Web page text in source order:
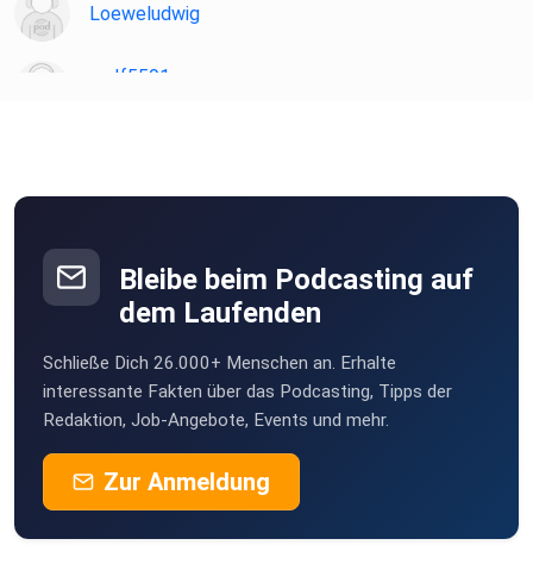
Loeweludwig
wolf5591
Porcospina
Hünenberg
Hamburg
Tashina
Stockstadt am Main
Bleibe beim Podcasting auf
dem Laufenden
Schließe Dich 26.000+ Menschen an. Erhalte
interessante Fakten über das Podcasting, Tipps der
Redaktion, Job-Angebote, Events und mehr.
Zur Anmeldung